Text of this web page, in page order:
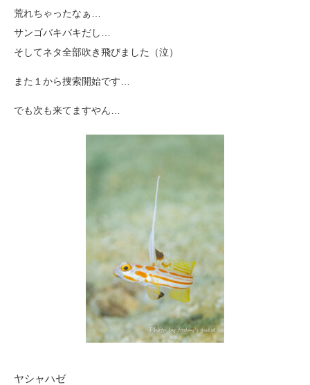
荒れちゃったなぁ…
サンゴバキバキだし…
そしてネタ全部吹き飛びました（泣）
また１から捜索開始です…
でも次も来てますやん…
ヤシャハゼ